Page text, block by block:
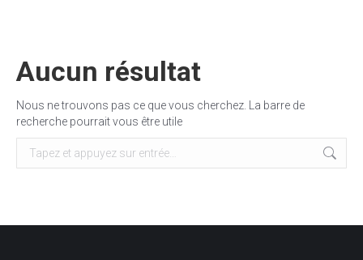
Aucun résultat
Nous ne trouvons pas ce que vous cherchez. La barre de
recherche pourrait vous être utile
Recherche